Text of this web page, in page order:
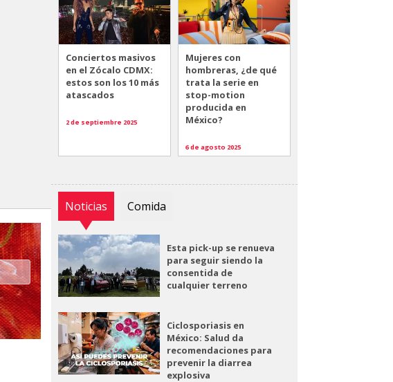
Conciertos masivos
en el Zócalo CDMX:
estos son los 10 más
atascados
2 de septiembre 2025
Mujeres con
hombreras, ¿de qué
trata la serie en
stop-motion
producida en
México?
6 de agosto 2025
Noticias Comida
Esta pick-up se renueva
para seguir siendo la
consentida de
cualquier terreno
Ciclosporiasis en
México: Salud da
recomendaciones para
prevenir la diarrea
explosiva